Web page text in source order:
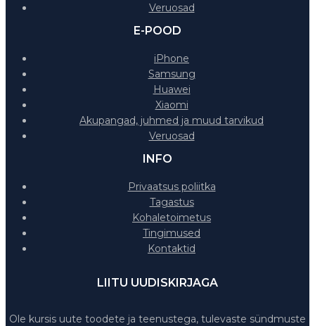
Veruosad
E-POOD
iPhone
Samsung
Huawei
Xiaomi
Akupangad, juhmed ja muud tarvikud
Veruosad
INFO
Privaatsus poliitka
Tagastus
Kohaletoimetus
Tingimused
Kontaktid
LIITU UUDISKIRJAGA
Ole kursis uute toodete ja teenustega, tulevaste sündmuste